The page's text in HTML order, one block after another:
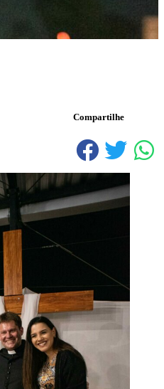
Compartilhe